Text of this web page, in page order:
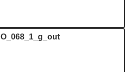
O_068_1_g_out